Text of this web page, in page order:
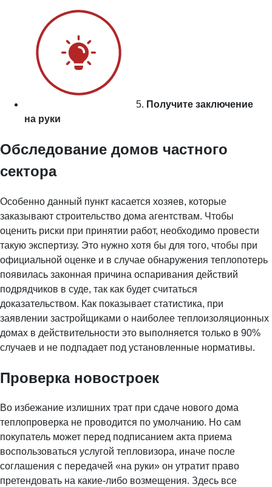
5. Получите заключение
на руки
Обследование домов частного
сектора
Особенно данный пункт касается хозяев, которые
заказывают строительство дома агентствам. Чтобы
оценить риски при принятии работ, необходимо провести
такую экспертизу. Это нужно хотя бы для того, чтобы при
официальной оценке и в случае обнаружения теплопотерь
появилась законная причина оспаривания действий
подрядчиков в суде, так как будет считаться
доказательством. Как показывает статистика, при
заявлении застройщиками о наиболее теплоизоляционных
домах в действительности это выполняется только в 90%
случаев и не подпадает под установленные нормативы.
Проверка новостроек
Во избежание излишних трат при сдаче нового дома
теплопроверка не проводится по умолчанию. Но сам
покупатель может перед подписанием акта приема
воспользоваться услугой тепловизора, иначе после
соглашения с передачей «на руки» он утратит право
претендовать на какие-либо возмещения. Здесь все